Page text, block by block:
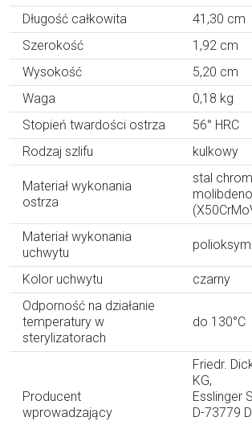
Długość całkowita
41,30 cm
Szerokość
1,92 cm
Wysokość
5,20 cm
Waga
0,18 kg
Stopień twardości ostrza
56° HRC
Rodzaj szlifu
kulkowy
Materiał wykonania
ostrza
stal
Materiał wykonania
uchwytu
Kolor uchwytu
czarny
Odporność na działanie
temperatury w
sterylizatorach
do 130°C
Producent
wprowadzający
Friedr.
KG,
Esslinger
D-73779